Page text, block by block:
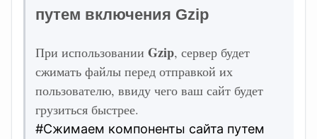
путем включения Gzip
При использованииGzip, сервер будет
сжимать файлы перед отправкой их
пользователю, ввиду чего ваш сайт будет
грузиться быстрее.
#Сжимаем компоненты сайта путем